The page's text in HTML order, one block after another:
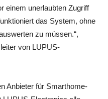
einem unerlaubten Zugriff
das System, ohne
zu müssen.“,
von LUPUS-
Anbieter für Smarthome-